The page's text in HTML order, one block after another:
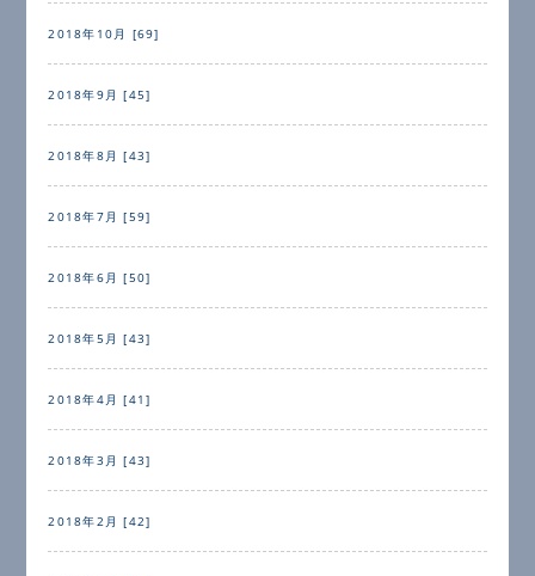
2018年10月 [69]
2018年9月 [45]
2018年8月 [43]
2018年7月 [59]
2018年6月 [50]
2018年5月 [43]
2018年4月 [41]
2018年3月 [43]
2018年2月 [42]